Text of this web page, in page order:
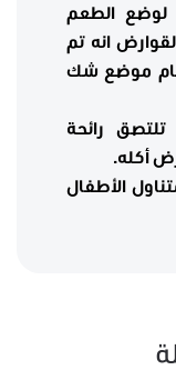
لوضع الطعم
انه تم
موضع شك
رائحة
أكله.
الأطفال